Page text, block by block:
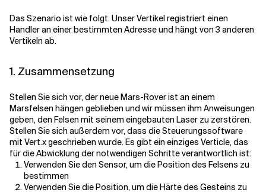
Das Szenario ist wie folgt. Unser Vertikel registriert einen
Handler an einer bestimmten Adresse und hängt von 3 anderen
Vertikeln ab.
1. Zusammensetzung
Stellen Sie sich vor, der neue Mars-Rover ist an einem
Marsfelsen hängen geblieben und wir müssen ihm Anweisungen
geben, den Felsen mit seinem eingebauten Laser zu zerstören.
Stellen Sie sich außerdem vor, dass die Steuerungssoftware
mit Vert.x geschrieben wurde. Es gibt ein einziges Verticle, das
für die Abwicklung der notwendigen Schritte verantwortlich ist:
Verwenden Sie den Sensor, um die Position des Felsens zu
bestimmen
Verwenden Sie die Position, um die Härte des Gesteins zu